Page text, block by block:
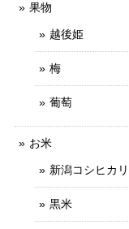
果物
越後姫
梅
葡萄
お米
新潟コシヒカリ
黒米